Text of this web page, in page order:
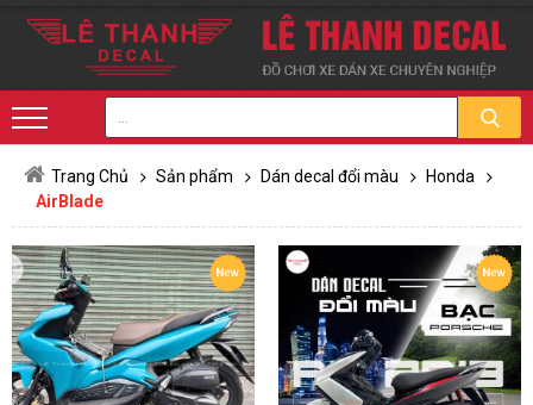
Trang Chủ Sản phẩm Dán decal đổi màu
Honda
AirBlade